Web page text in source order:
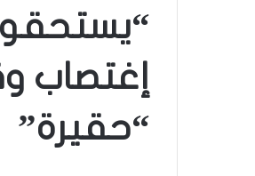
إغتصاب
“حقيرة”